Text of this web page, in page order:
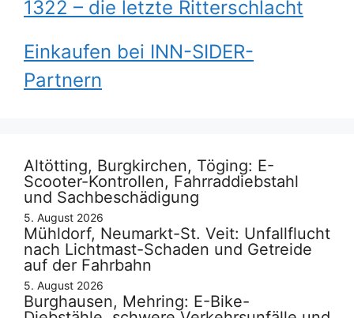
1322 – die letzte Ritterschlacht
Einkaufen bei INN-SIDER-
Partnern
Altötting, Burgkirchen, Töging: E-
Scooter-Kontrollen, Fahrraddiebstahl
und Sachbeschädigung
5. August 2026
Mühldorf, Neumarkt-St. Veit: Unfallflucht
nach Lichtmast-Schaden und Getreide
auf der Fahrbahn
5. August 2026
Burghausen, Mehring: E-Bike-